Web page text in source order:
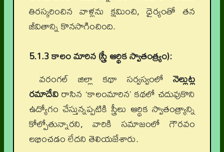
తిరస్కరించిన వాళ్లను క్షమించి, ధైర్యంతో తన
జీవితాన్ని కొనసాగించింది.
5.1.3 కాలం మారిన (స్త్రీ ఆర్థిక స్వాతంత్య్రం):
వరంగల్ జిల్లా కథా సర్వస్వంలో నెల్లుట్ల
రమాదేవిరాసిన ‘కాలంమారిన’ కథలో చదువుకొని
ఉద్యోగం చేస్తున్నప్పటికి స్త్రీలు ఆర్థిక స్వాతంత్య్రాన్ని
కోల్పోతున్నారని, వారికి సమాజంలో గౌరవం
లభించడం లేదని తెలియజేశారు.